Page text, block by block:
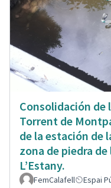
Consolidación de
Torrent de
de la estación de
zona de piedra de
L’Estany.
FemCalafell Espai